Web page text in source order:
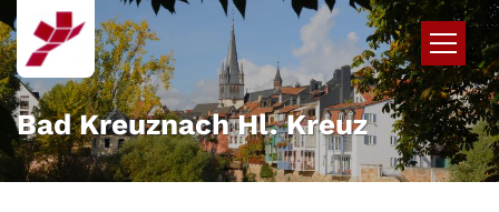
Zum Inhalt springen
Bad Kreuznach Hl. Kreuz